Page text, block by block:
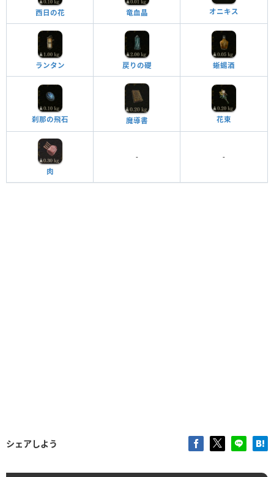
西日の花 竜血晶 オニキス
ランタン 戻りの礎 蜥蜴酒
刹那の飛石 魔導書 花束
肉
- -
シェアしよう